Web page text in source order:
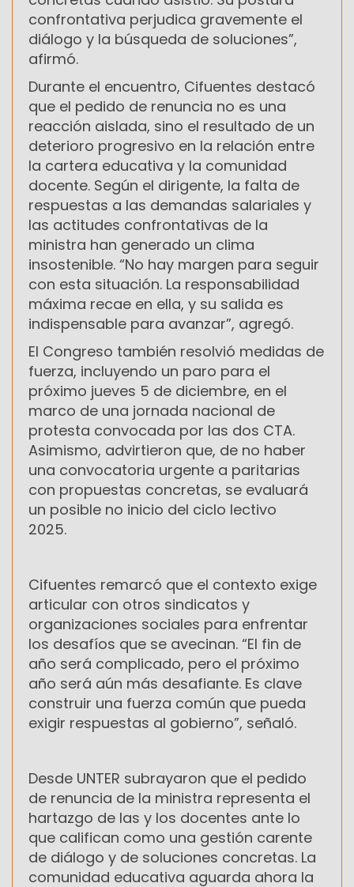
confrontativa perjudica gravemente el
diálogo y la búsqueda de soluciones”,
afirmó.
Durante el encuentro, Cifuentes destacó
que el pedido de renuncia no es una
reacción aislada, sino el resultado de un
deterioro progresivo en la relación entre
la cartera educativa y la comunidad
docente. Según el dirigente, la falta de
respuestas a las demandas salariales y
las actitudes confrontativas de la
ministra han generado un clima
insostenible. “No hay margen para seguir
con esta situación. La responsabilidad
máxima recae en ella, y su salida es
indispensable para avanzar”, agregó.
El Congreso también resolvió medidas de
fuerza, incluyendo un paro para el
próximo jueves 5 de diciembre, en el
marco de una jornada nacional de
protesta convocada por las dos CTA.
Asimismo, advirtieron que, de no haber
una convocatoria urgente a paritarias
con propuestas concretas, se evaluará
un posible no inicio del ciclo lectivo
2025.
Cifuentes remarcó que el contexto exige
articular con otros sindicatos y
organizaciones sociales para enfrentar
los desafíos que se avecinan. “El fin de
año será complicado, pero el próximo
año será aún más desafiante. Es clave
construir una fuerza común que pueda
exigir respuestas al gobierno”, señaló.
Desde UNTER subrayaron que el pedido
de renuncia de la ministra representa el
hartazgo de las y los docentes ante lo
que califican como una gestión carente
de diálogo y de soluciones concretas. La
comunidad educativa aguarda ahora la